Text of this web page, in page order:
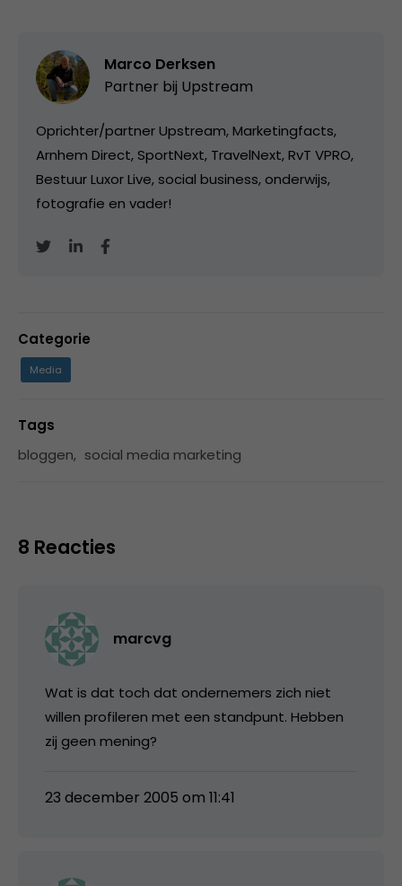
Marco Derksen
Partner bij Upstream
Oprichter/partner Upstream, Marketingfacts,
Arnhem Direct, SportNext, TravelNext, RvT VPRO,
Bestuur Luxor Live, social business, onderwijs,
fotografie en vader!
Categorie
Media
Tags
bloggen, social media marketing
8 Reacties
marcvg
Wat is dat toch dat ondernemers zich niet
willen profileren met een standpunt. Hebben
zij geen mening?
23 december 2005 om 11:41